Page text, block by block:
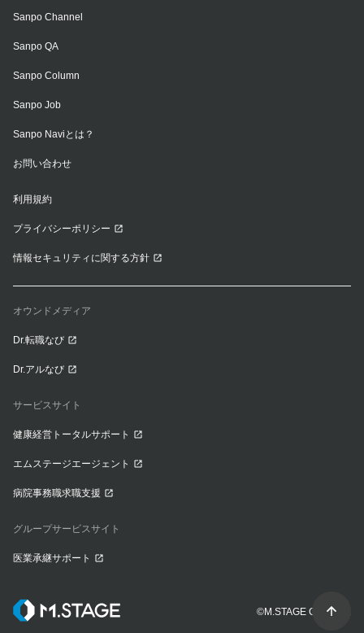
Sanpo Channel
Sanpo QA
Sanpo Column
Sanpo Job
Sanpo Naviとは？
お問い合わせ
利用規約
プライバシーポリシー
情報セキュリティに関する方針
オウンドメディア
Dr.転職なび
Dr.アルなび
サービスサイト
健康経営トータルサポート
エムステージエージェント
病院事務職求職支援
グループサービスサイト
医業承継サポート
©M.STAGE CO., LTD.